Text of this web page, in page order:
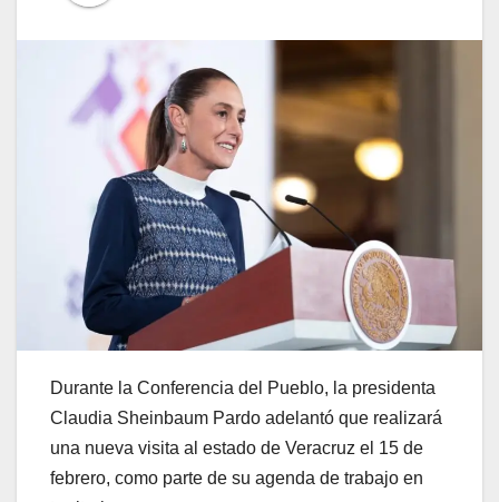
Durante la Conferencia del Pueblo, la presidenta
Claudia Sheinbaum Pardo adelantó que realizará
una nueva visita al estado de Veracruz el 15 de
febrero, como parte de su agenda de trabajo en